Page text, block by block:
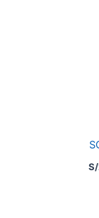
S/